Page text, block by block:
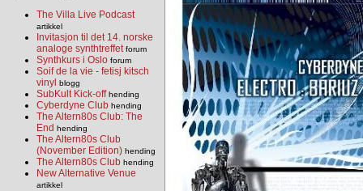
The Villa Live Podcast
artikkel
Invitasjon til det 14. norske
analoge synthtreffet forum
Synthkurs i Oslo forum
Soif de la vie - fetisj kitsch
vinyl
blogg
SubKult Kick-off hending
Cyberdyne Club hending
The Altern80s Club: The
End hending
The Altern80s Club
(November Edition) hending
The Altern80s Club hending
New Alternative Venue
artikkel